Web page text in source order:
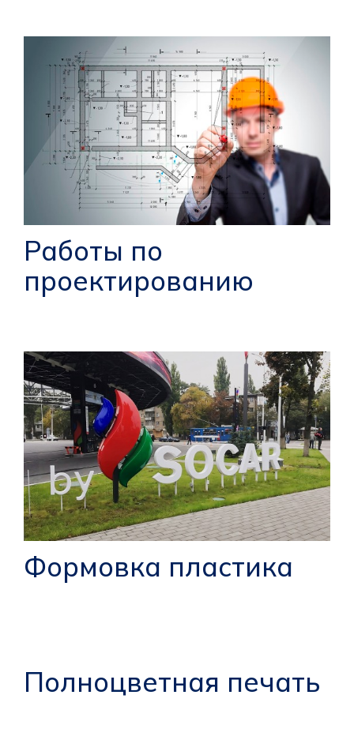
Работы по
проектированию
Формовка пластика
Полноцветная печать